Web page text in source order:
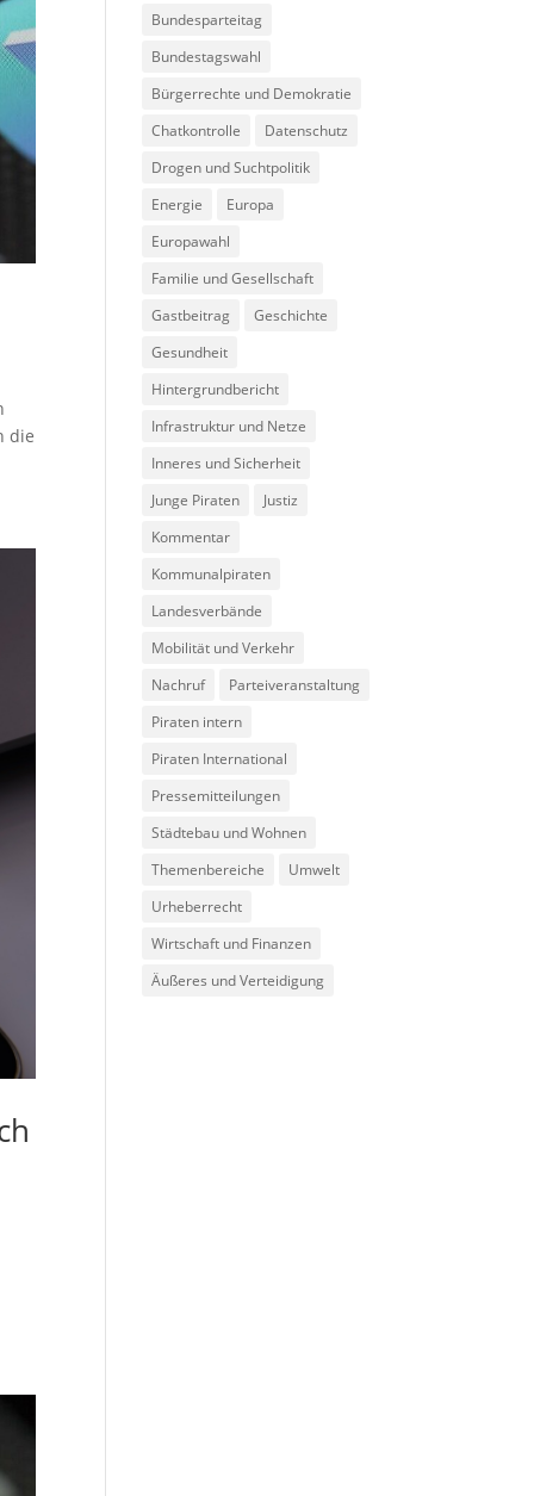
die
Bundesparteitag
Bundestagswahl
Bürgerrechte und Demokratie
Chatkontrolle
Datenschutz
Drogen und Suchtpolitik
Energie
Europa
Europawahl
Familie und Gesellschaft
Gastbeitrag
Geschichte
Gesundheit
Hintergrundbericht
Infrastruktur und Netze
Inneres und Sicherheit
Junge Piraten
Justiz
Kommentar
Kommunalpiraten
Landesverbände
Mobilität und Verkehr
Nachruf
Parteiveranstaltung
Piraten intern
Piraten International
Pressemitteilungen
Städtebau und Wohnen
Themenbereiche
Umwelt
Urheberrecht
Wirtschaft und Finanzen
Äußeres und Verteidigung